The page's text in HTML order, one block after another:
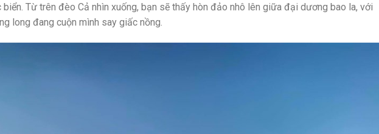
Từ trên đèo Cả nhìn xuống, bạn sẽ thấy hòn đảo nhô lên giữa đại dương bao la, với
long đang cuộn mình say giấc nồng.